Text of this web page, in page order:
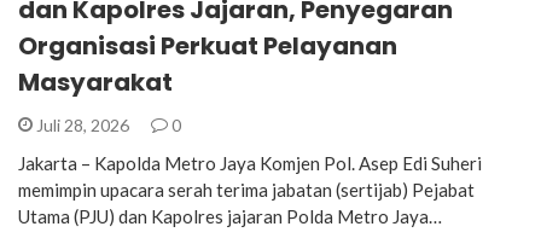
dan Kapolres Jajaran, Penyegaran
Organisasi Perkuat Pelayanan
Masyarakat
Juli 28, 2026 0
Jakarta – Kapolda Metro Jaya Komjen Pol. Asep Edi Suheri
memimpin upacara serah terima jabatan (sertijab) Pejabat
Utama (PJU) dan Kapolres jajaran Polda Metro Jaya…